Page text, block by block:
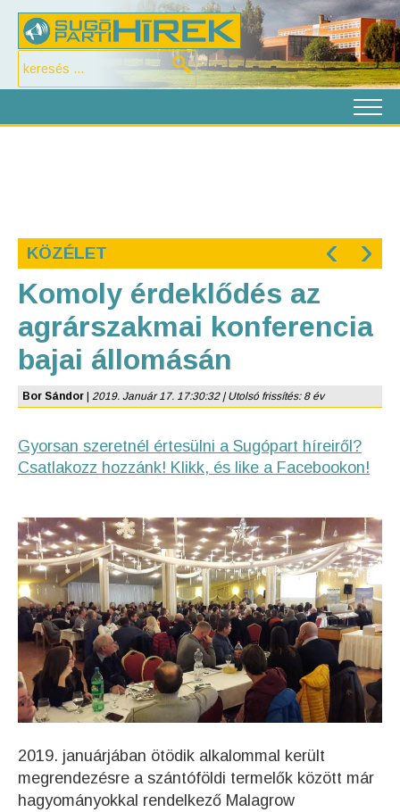
KÖZÉLET ‹ ›
Komoly érdeklődés az
agrárszakmai konferencia
bajai állomásán
Bor Sándor 2019. Január 17. 17:30:32 | Utolsó frissítés: 8 év
Gyorsan szeretnél értesülni a Sugópart híreiről?
Csatlakozz hozzánk! Klikk, és like a Facebookon!
2019. januárjában ötödik alkalommal került
megrendezésre a szántóföldi termelők között már
hagyományokkal rendelkező Malagrow